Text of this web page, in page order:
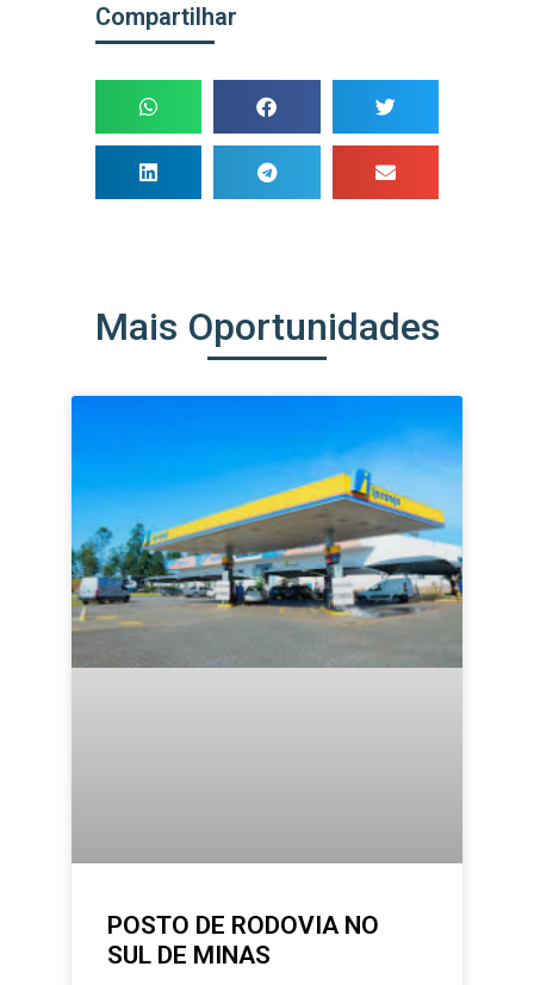
Compartilhar
Mais Oportunidades
POSTO DE RODOVIA NO
SUL DE MINAS